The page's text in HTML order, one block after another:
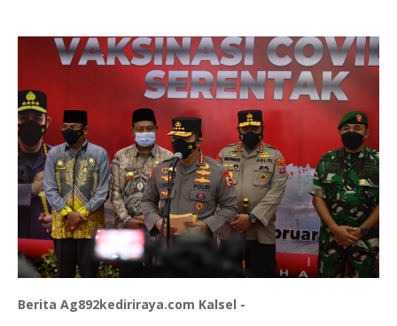
Berita Ag892kediriraya.com Kalsel -